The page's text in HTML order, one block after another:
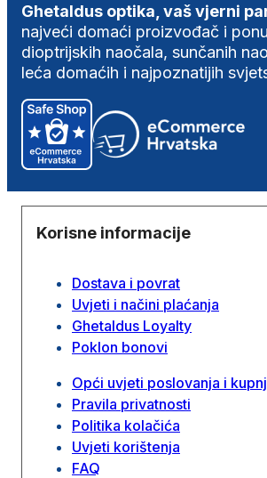
Ghetaldus optika, vaš vjerni
najveći domaći proizvođač i
dioptrijskih naočala, sunčanih
leća domaćih i najpoznatijih
Korisne informacije
Dostava i povrat
Uvjeti i načini plaćanja
Ghetaldus Loyalty
Poklon bonovi
Opći uvjeti poslovanja i
Pravila privatnosti
Politika kolačića
Uvjeti korištenja
FAQ